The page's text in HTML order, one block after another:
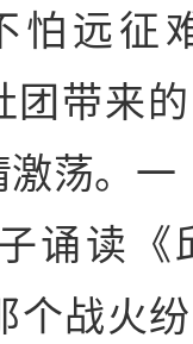
怕远征
带来
荡。
诵读《
个战火